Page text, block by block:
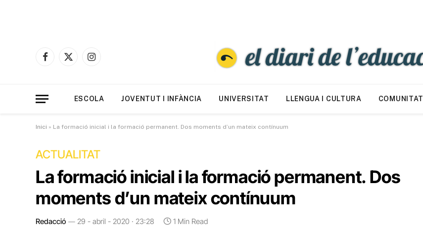
Facebook
X
Instagram
ESCOLA JOVENTUT I INFÀNCIA UNIVERSITAT LLENGUA I CULTURA COMUNITAT
Inici » La formació inicial i la formació permanent. Dos moments d’un mateix contínuum
ACTUALITAT
La formació inicial i la formació permanent. Dos
moments d’un mateix contínuum
Redacció 29 - abril - 2020 · 23:28 1 Min Read